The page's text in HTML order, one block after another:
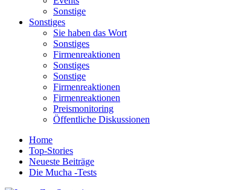
Sonstige
Sonstiges
Sie haben das Wort
Sonstiges
Firmenreaktionen
Sonstiges
Sonstige
Firmenreaktionen
Firmenreaktionen
Preismonitoring
Öffentliche Diskussionen
Home
Top-Stories
Neueste Beiträge
Die Mucha -Tests